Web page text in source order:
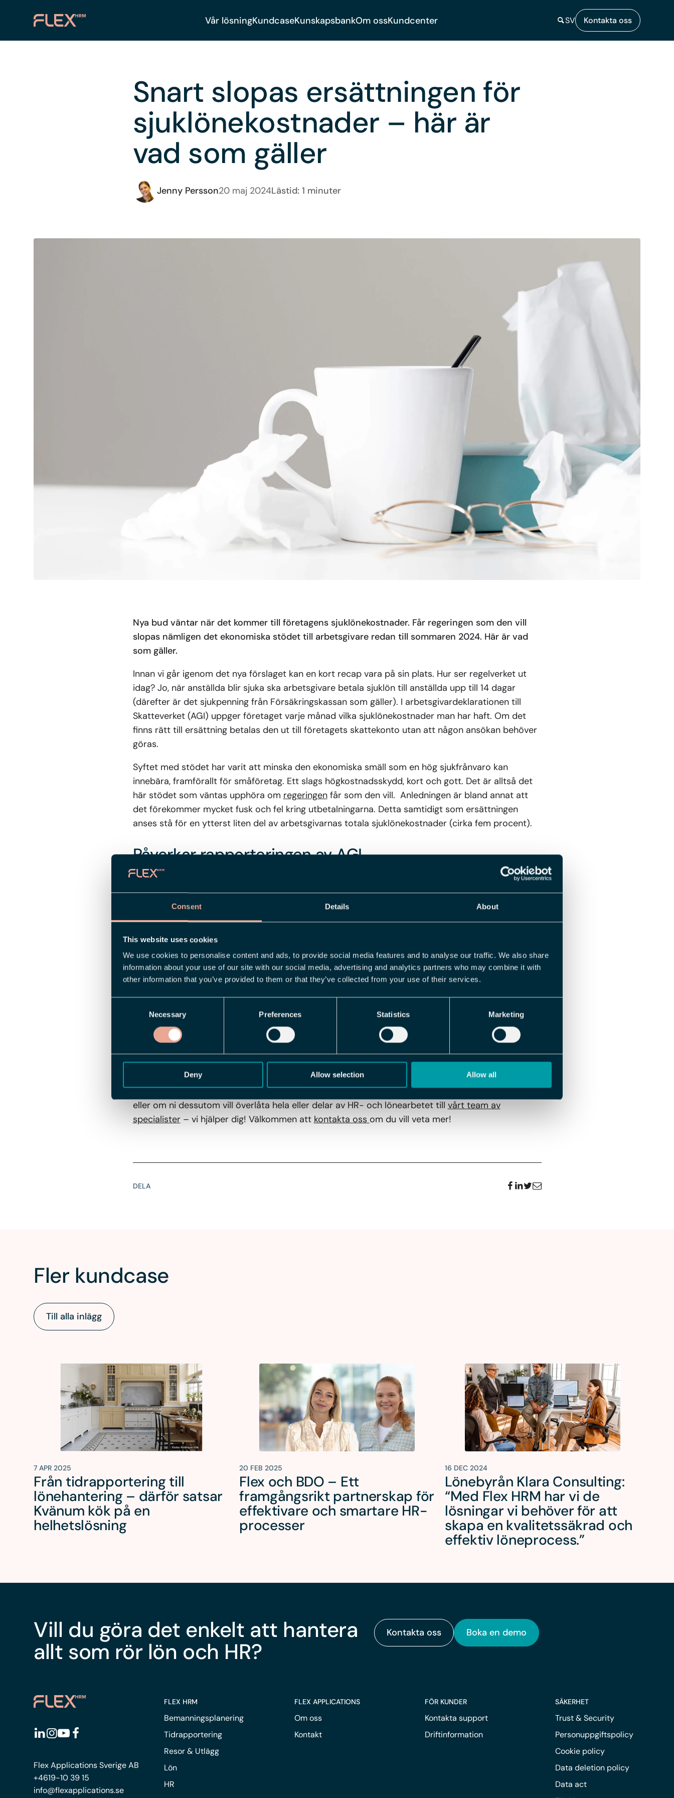
Consent Details About
This website uses cookies
We use cookies to personalise content and ads, to provide social media features and to analyse our traffic. We also share
information about your use of our site with our social media, advertising and analytics partners who may combine it with
other information that you’ve provided to them or that they’ve collected from your use of their services.
Necessary Preferences Statistics Marketing
Deny Allow selection Allow all
Vår lösningKundcaseKunskapsbankOm ossKundcenter SV Kontakta oss
Snart slopas ersättningen för
sjuklönekostnader – här är
vad som gäller
Jenny Persson20 maj 2024Lästid: 1 minuter
Nya bud väntar när det kommer till företagens sjuklönekostnader. Får regeringen som den vill
slopas nämligen det ekonomiska stödet till arbetsgivare redan till sommaren 2024. Här är vad
som gäller.
Innan vi går igenom det nya förslaget kan en kort recap vara på sin plats. Hur ser regelverket ut
idag? Jo, när anställda blir sjuka ska arbetsgivare betala sjuklön till anställda upp till 14 dagar
(därefter är det sjukpenning från Försäkringskassan som gäller). I arbetsgivardeklarationen till
Skatteverket (AGI) uppger företaget varje månad vilka sjuklönekostnader man har haft. Om det
finns rätt till ersättning betalas den ut till företagets skattekonto utan att någon ansökan behöver
göras.
Syftet med stödet har varit att minska den ekonomiska smäll som en hög sjukfrånvaro kan
innebära, framförallt för småföretag. Ett slags högkostnadsskydd, kort och gott. Det är alltså det
här stödet som väntas upphöra om regeringenfår som den vill. Anledningen är bland annat att
det förekommer mycket fusk och fel kring utbetalningarna. Detta samtidigt som ersättningen
anses stå för en ytterst liten del av arbetsgivarnas totala sjuklönekostnader (cirka fem procent).
Påverkar rapporteringen av AGI
Nu återstår för riksdagen att klubba igenom regeringens förslag, och går allt enligt plan kommer
stödet för höga sjuklönekostnader upphöra vid utgången av juni 2024.
Det här betyder att arbetsgivare kan ansöka om ersättningen i arbetsgivardeklarationen (AGI) till
och med den 30 juni 2024. Eftersom stödet betalas ut retroaktivt kommer företagen att kunna ta
del av det även under 2025.
När stödet slopas innebär detta att arbetsgivare inte längre kommer behöva rapportera sina
de kommande förändringarna.
Dags för en smartare lönehantering?
Vill du och dina kollegor ta nästa kliv mot en effektivare lönehantering? Vi hjälper er! Oavsett om ni
vill uppgradera till en riktigtsmart digital verktygslådasom automatiserar bort onödigt krångel
eller om ni dessutom vill överlåta hela eller delar av HR- och lönearbetet till vårt team av
specialister– vi hjälper dig! Välkommen att kontakta oss om du vill veta mer!
DELA
Fler kundcase
Till alla inlägg
7 APR 2025
Från tidrapportering till
lönehantering – därför satsar
Kvänum kök på en
helhetslösning
20 FEB 2025
Flex och BDO – Ett
framgångsrikt partnerskap för
effektivare och smartare HR-
processer
16 DEC 2024
Lönebyrån Klara Consulting:
“Med Flex HRM har vi de
lösningar vi behöver för att
skapa en kvalitetssäkrad och
effektiv löneprocess.”
Vill du göra det enkelt att hantera
allt som rör lön och HR?
Kontakta oss Boka en demo
Flex Applications Sverige AB
+4619-10 39 15
info@flexapplications.se
FLEX HRM
Bemanningsplanering
Tidrapportering
Resor & Utlägg
Lön
HR
FLEX APPLICATIONS
Om oss
Kontakt
FÖR KUNDER
Kontakta support
Driftinformation
SÄKERHET
Trust & Security
Personuppgiftspolicy
Cookie policy
Data deletion policy
Data act